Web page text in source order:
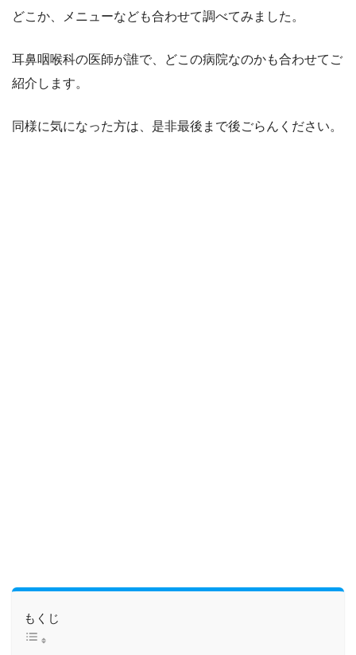
どこか、メニューなども合わせて調べてみました。
耳鼻咽喉科の医師が誰で、どこの病院なのかも合わせてご
紹介します。
同様に気になった方は、是非最後まで後ごらんください。
もくじ